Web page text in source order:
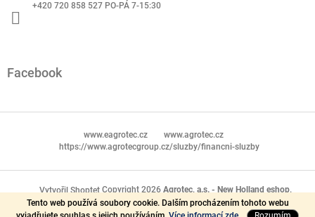
Tento web používá soubory cookie. Dalším procházením tohoto webu
+420 720 858 527 PO-PÁ 7-15:30
Facebook
www.eagrotec.cz
www.agrotec.cz
https://www.agrotecgroup.cz/sluzby/financni-sluzby
Vytvořil Shoptet Copyright 2026Agrotec, a.s. - New Holland eshop.
Všechna práva vyhrazena.